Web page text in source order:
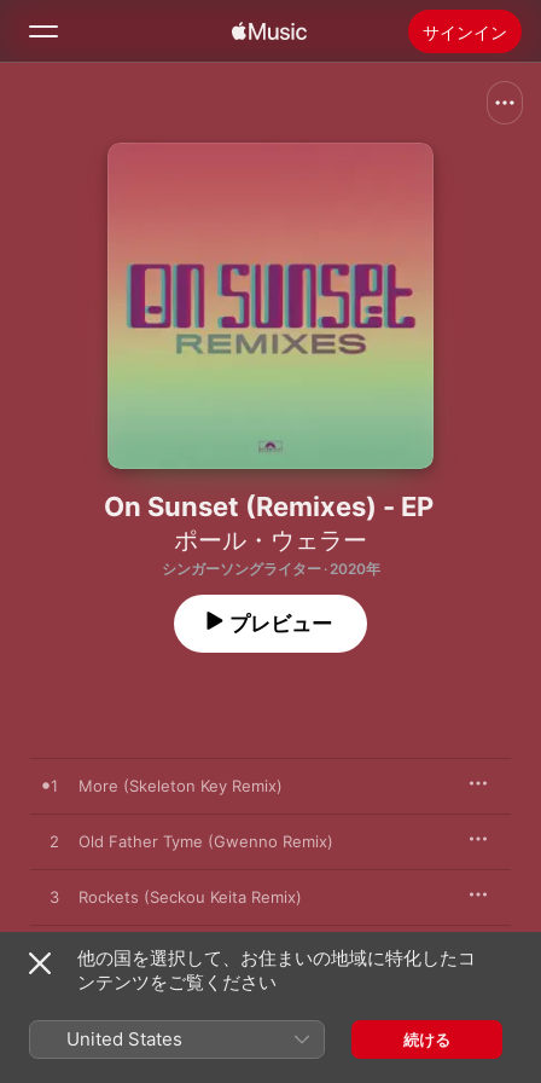
サインイン
On Sunset (Remixes) - EP
ポール・ウェラー
シンガーソングライター · 2020年
プレビュー
1 More (Skeleton Key Remix)
2 Old Father Tyme (Gwenno Remix)
3 Rockets (Seckou Keita Remix)
4 On Sunset (Le SuperHomard Remix)
他の国を選択して、お住まいの地域に特化したコ
ンテンツをご覧ください
United States 続ける